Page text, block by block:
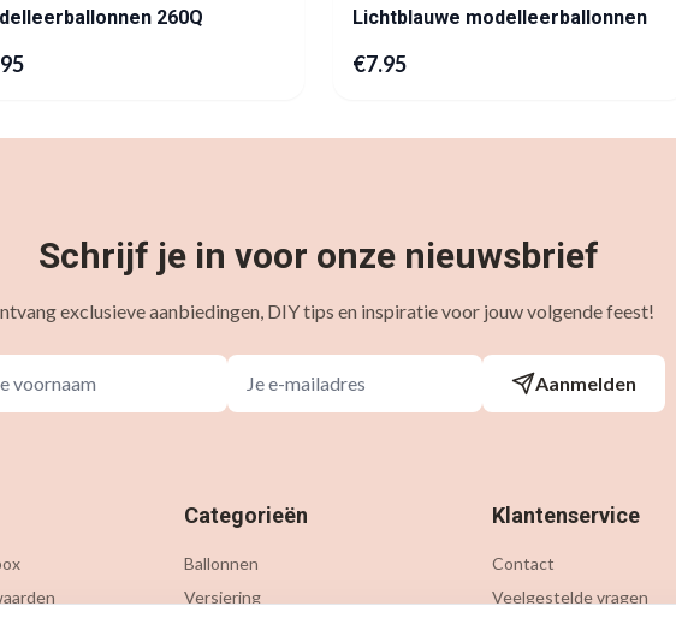
260Q Lichtblauwe modelleerballonnen
€7.95
Schrijf je in voor onze nieuwsbrief
exclusieve aanbiedingen, DIY tips en inspiratie voor jouw volgende feest!
Aanmelden
Categorieën
Ballonnen
Versiering
Klantenservice
Contact
Veelgestelde vragen